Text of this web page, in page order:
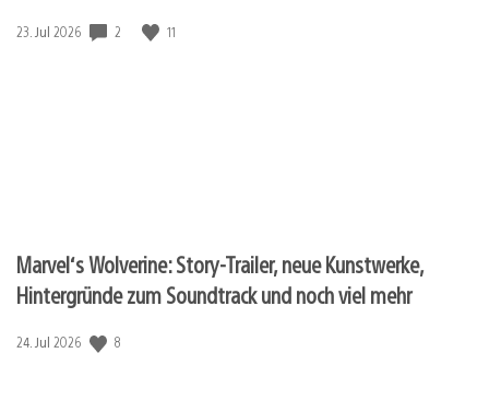
Veröffentlichungsdatum:
23. Jul 2026 2 11
Marvel‘s Wolverine: Story-Trailer, neue Kunstwerke,
Hintergründe zum Soundtrack und noch viel mehr
Veröffentlichungsdatum:
24. Jul 2026 8